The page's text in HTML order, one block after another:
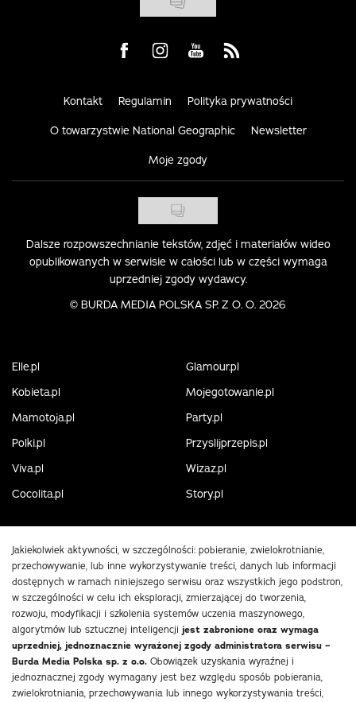
Visit us on Facebook
Visit us on Instagram
Visit us on Youtube
Visit us on Rss
Kontakt Regulamin Polityka prywatności
O towarzystwie National Geographic Newsletter
Moje zgody
Dalsze rozpowszechnianie tekstów, zdjęć i materiałów wideo
opublikowanych w serwisie w całości lub w części wymaga
uprzedniej zgody wydawcy.
© BURDA MEDIA POLSKA SP. Z O. O. 2026
Elle.pl
Glamour.pl
Kobieta.pl
Mojegotowanie.pl
Mamotoja.pl
Party.pl
Polki.pl
Przyslijprzepis.pl
Viva.pl
Wizaz.pl
Cocolita.pl
Story.pl
Jakiekolwiek aktywności, w szczególności: pobieranie, zwielokrotnianie,
przechowywanie, lub inne wykorzystywanie treści, danych lub informacji
dostępnych w ramach niniejszego serwisu oraz wszystkich jego podstron,
w szczególności w celu ich eksploracji, zmierzającej do tworzenia,
rozwoju, modyfikacji i szkolenia systemów uczenia maszynowego,
algorytmów lub sztucznej inteligencji jest zabronione oraz wymaga
uprzedniej, jednoznacznie wyrażonej zgody administratora serwisu –
Burda Media Polska sp. z o.o. Obowiązek uzyskania wyraźnej i
jednoznacznej zgody wymagany jest bez względu sposób pobierania,
zwielokrotniania, przechowywania lub innego wykorzystywania treści,